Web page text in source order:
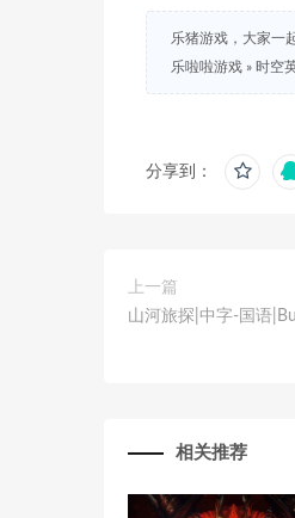
乐猪游戏，大家一
乐啦啦游戏 » 时空
分享到：
上一篇
山河旅探|中字-国语
相关推荐